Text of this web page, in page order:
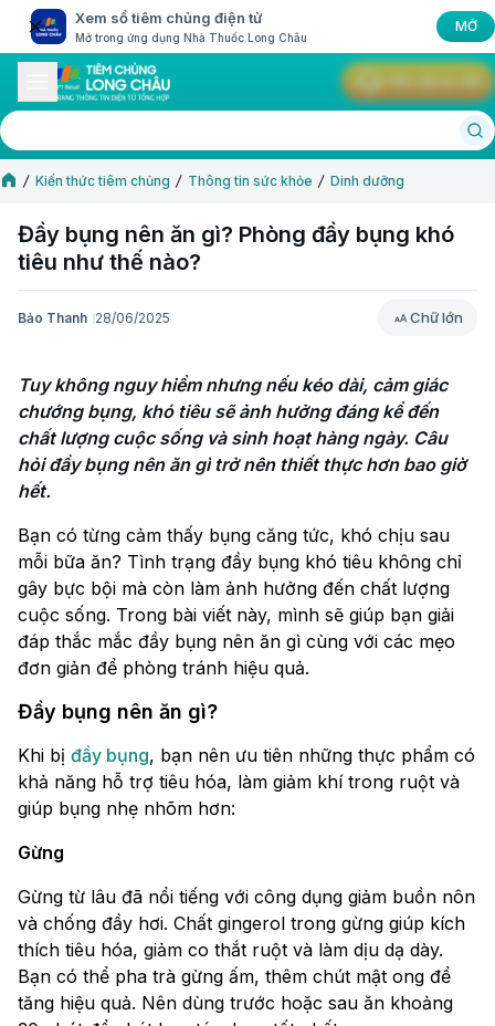
Xem sổ tiêm chủng điện tử
Mở trong ứng dụng Nhà Thuốc Long Châu
MỞ
Kiến thức tiêm chủng Thông tin sức khỏe Dinh dưỡng
Đầy bụng nên ăn gì? Phòng đầy bụng khó
tiêu như thế nào?
Bảo Thanh 28/06/2025 Chữ lớn
Chữ lớn
Tuy không nguy hiểm nhưng nếu kéo dài, cảm giác
chướng bụng, khó tiêu sẽ ảnh hưởng đáng kể đến
chất lượng cuộc sống và sinh hoạt hàng ngày. Câu
hỏi đầy bụng nên ăn gì trở nên thiết thực hơn bao giờ
hết.
Bạn có từng cảm thấy bụng căng tức, khó chịu sau
mỗi bữa ăn? Tình trạng đầy bụng khó tiêu không chỉ
gây bực bội mà còn làm ảnh hưởng đến chất lượng
cuộc sống. Trong bài viết này, mình sẽ giúp bạn giải
đáp thắc mắc đầy bụng nên ăn gì cùng với các mẹo
đơn giản để phòng tránh hiệu quả.
Đầy bụng nên ăn gì?
Khi bị đầy bụng, bạn nên ưu tiên những thực phẩm có
khả năng hỗ trợ tiêu hóa, làm giảm khí trong ruột và
giúp bụng nhẹ nhõm hơn:
Gừng
Gừng từ lâu đã nổi tiếng với công dụng giảm buồn nôn
và chống đầy hơi. Chất gingerol trong gừng giúp kích
thích tiêu hóa, giảm co thắt ruột và làm dịu dạ dày.
Bạn có thể pha trà gừng ấm, thêm chút mật ong để
tăng hiệu quả. Nên dùng trước hoặc sau ăn khoảng